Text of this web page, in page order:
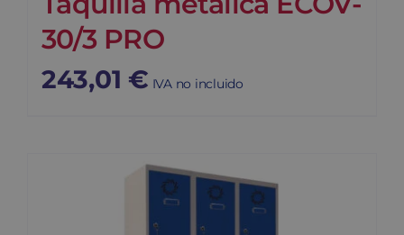
30/3 PRO
243,01 € IVA no incluido